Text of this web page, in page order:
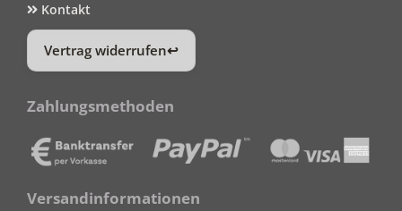
Kontakt
Vertrag widerrufen
Zahlungsmethoden
Versandinformationen